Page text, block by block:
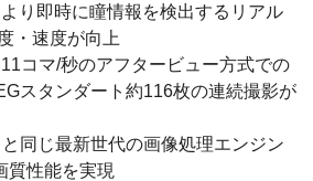
り即時に瞳情報を検出するリアル
・速度が向上
コマ/秒のアフタービュー方式での
スタンダート約116枚の連続撮影が
同じ最新世代の画像処理エンジン
質性能を実現